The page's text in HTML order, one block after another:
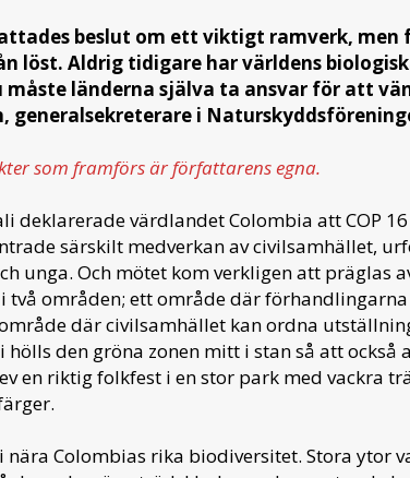
beslut om ett viktigt ramverk, men
löst. Aldrig tidigare har världens
måste länderna själva ta ansvar för att
generalsekreterare i
som framförs är författarens egna.
deklarerade värdlandet Colombia att COP
särskilt medverkan av civilsamhället,
unga. Och mötet kom verkligen att präglas
två områden; ett område där förhandlingarna
där civilsamhället kan ordna
hölls den gröna zonen mitt i stan så att också
en riktig folkfest i en stor park med vackra
nära Colombias rika biodiversitet. Stora ytor